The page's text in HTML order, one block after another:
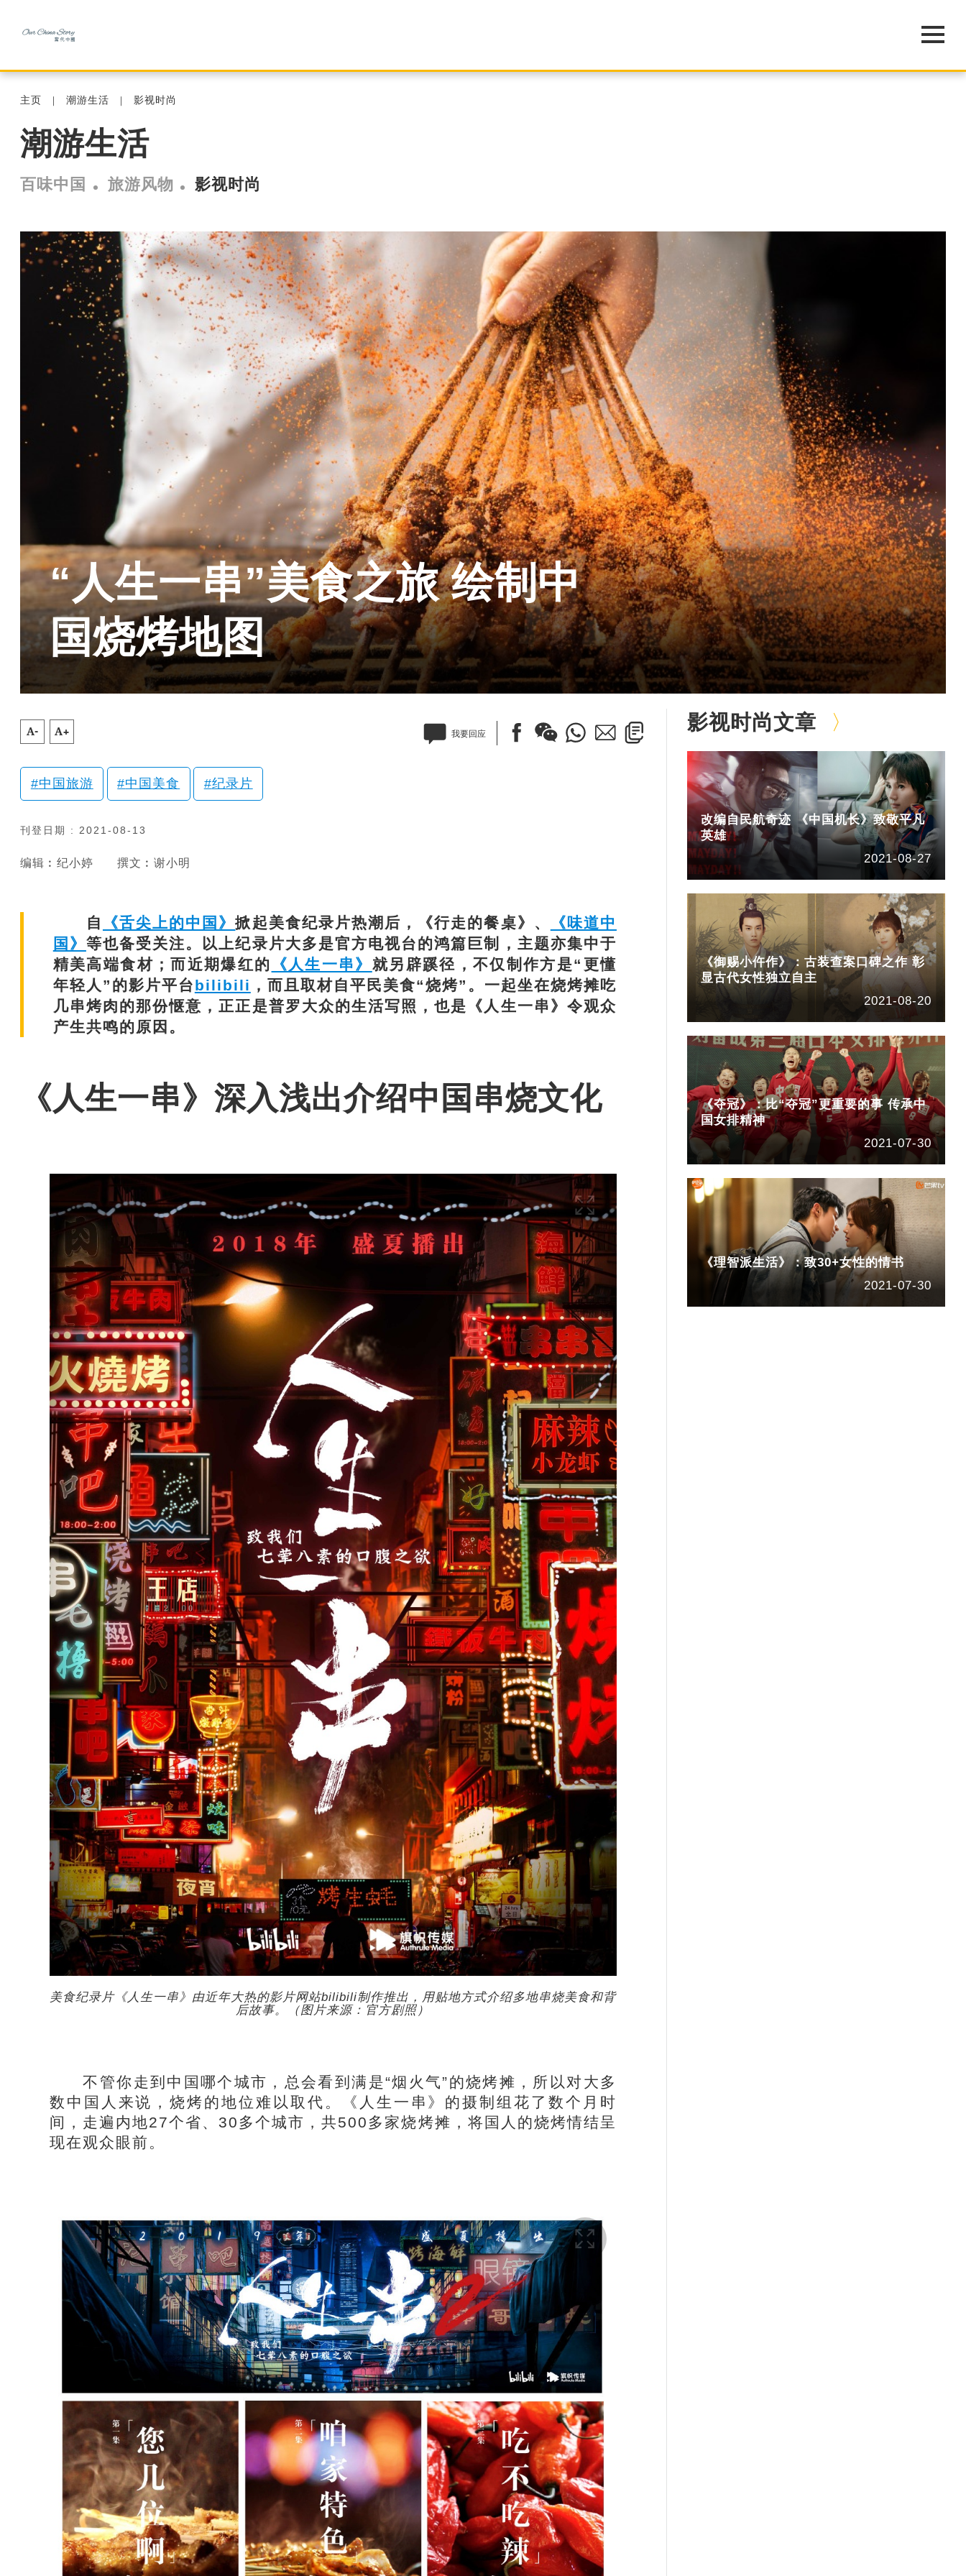
主页 潮游生活 影视时尚
潮游生活
百味中国 旅游风物 影视时尚
“人生一串”美食之旅 绘制中
国烧烤地图
A- A+ 我要回应
中国旅游 中国美食 纪录片
刊登日期 : 2021-08-13
编辑︰纪小婷 撰文︰谢小明
自 《舌尖上的中国》掀起美食纪录片热潮后，《行走的餐桌》、
《味道中
国》 等也备受关注。以上纪录片大多是官方电视台的鸿篇巨制，主题亦集中于
精美高端食材；而近期爆红的
《人生一串》 就另辟蹊径，不仅制作方是“更懂
年轻人”的影片平台bilibili ，而且取材自平民美食“烧烤”。一起坐在烧烤摊吃
几串烤肉的那份惬意，正正是普罗大众的生活写照，也是《人生一串》令观众
产生共鸣的原因。
《人生一串》深入浅出介绍中国串烧文化
美食纪录片《人生一串》由近年大热的影片网站bilibili制作推出，用贴地方式介绍多地串烧美食和背
后故事。（图片来源：官方剧照）
不管你走到中国哪个城市，总会看到满是“烟火气”的烧烤摊，所以对大多
数中国人来说，烧烤的地位难以取代。《人生一串》的摄制组花了数个月时
间，走遍内地27个省、30多个城市，共500多家烧烤摊，将国人的烧烤情结呈
现在观众眼前。
影视时尚文章
改编自民航奇迹 《中国机长》致敬平凡
英雄
2021-08-27
《御赐小仵作》：古装查案口碑之作 彰
显古代女性独立自主
2021-08-20
《夺冠》：比“夺冠”更重要的事 传承中
国女排精神
2021-07-30
《理智派生活》：致30+女性的情书
2021-07-30